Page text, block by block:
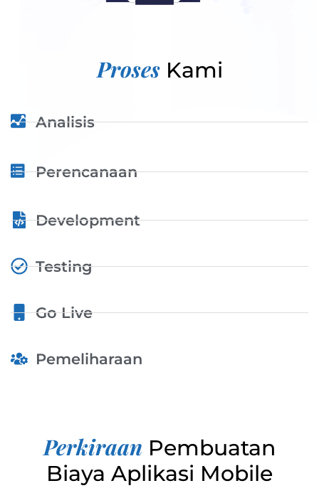
ProsesKami
Analisis
Perencanaan
Development
Testing
Go Live
Pemeliharaan
Perkiraan Pembuatan
Biaya Aplikasi Mobile